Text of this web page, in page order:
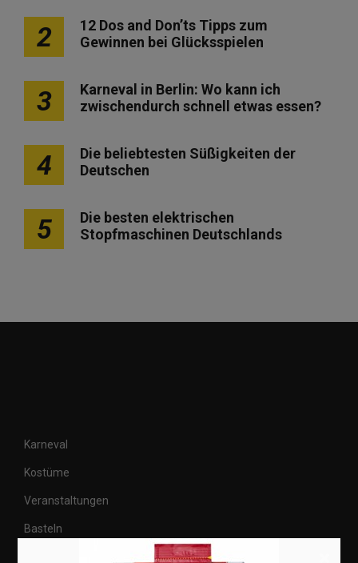
2
12 Dos and Don’ts Tipps zum
Gewinnen bei Glücksspielen
3
Karneval in Berlin: Wo kann ich
zwischendurch schnell etwas essen?
4
Die beliebtesten Süßigkeiten der
Deutschen
5
Die besten elektrischen
Stopfmaschinen Deutschlands
Karneval
Kostüme
Veranstaltungen
Basteln